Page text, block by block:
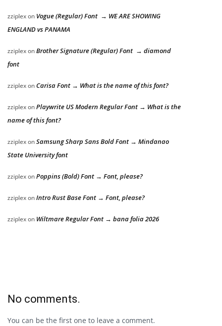
zziplexon Vogue (Regular) Font → WE ARE SHOWING
ENGLAND vs PANAMA
zziplexonBrother Signature (Regular) Font → diamond
font
zziplexon Carisa Font → What is the name of this font?
zziplexonPlaywrite US Modern Regular Font → What is the
name of this font?
zziplexonSamsung Sharp Sans Bold Font → Mindanao
State University font
zziplexonPoppins (Bold) Font → Font, please?
zziplexonIntro Rust Base Font → Font, please?
zziplexon Wiltmare Regular Font → bana folia 2026
No comments.
You can be the first one to leave a comment.